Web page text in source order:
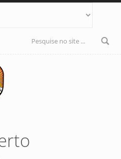
Formulário